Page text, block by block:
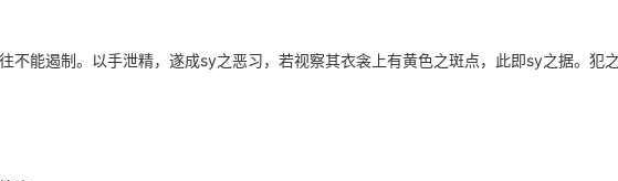
不能遏制。以手泄精，遂成sy之恶习，若视察其衣衾上有黄色之斑点，此即sy之据。犯